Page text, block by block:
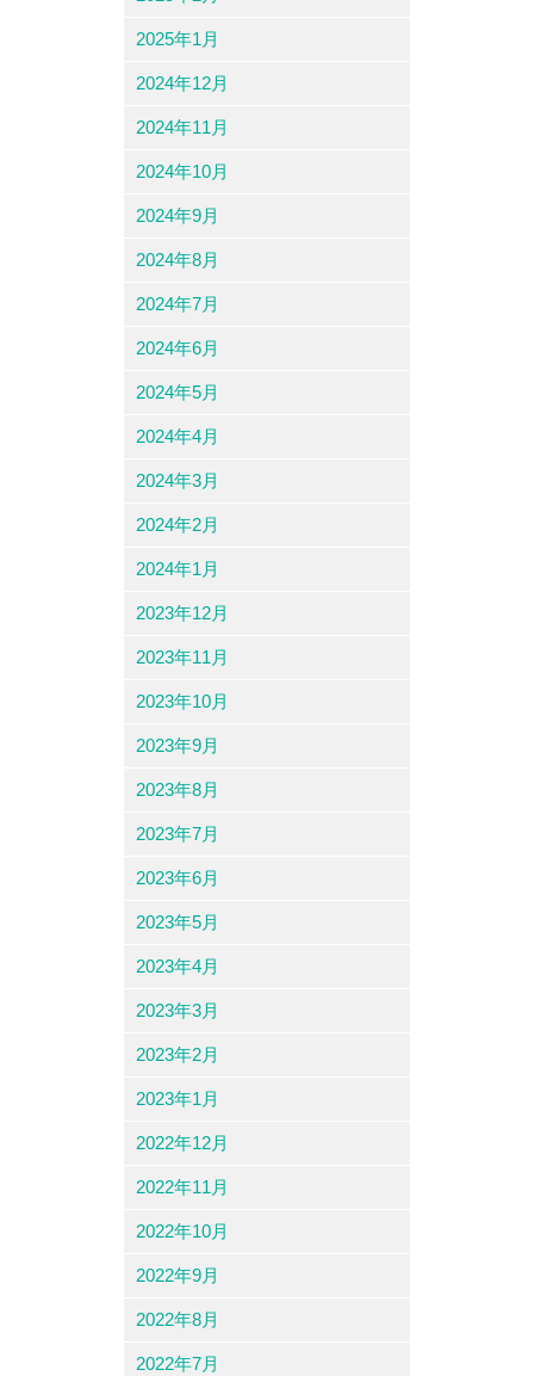
2025年1月
2024年12月
2024年11月
2024年10月
2024年9月
2024年8月
2024年7月
2024年6月
2024年5月
2024年4月
2024年3月
2024年2月
2024年1月
2023年12月
2023年11月
2023年10月
2023年9月
2023年8月
2023年7月
2023年6月
2023年5月
2023年4月
2023年3月
2023年2月
2023年1月
2022年12月
2022年11月
2022年10月
2022年9月
2022年8月
2022年7月